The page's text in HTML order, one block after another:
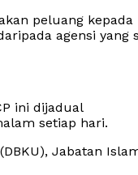
peluang kepada
agensi yang
ini dijadual
setiap hari.
Jabatan